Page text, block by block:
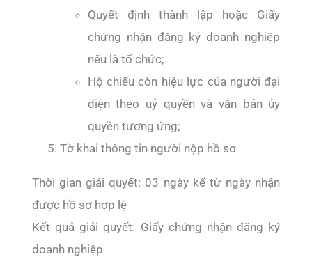
Quyết định thành lập hoặc Giấy
chứng nhận đăng ký doanh nghiệp
nếu là tổ chức;
Hộ chiếu còn hiệu lực của người đại
diện theo uỷ quyền và văn bản ủy
quyền tương ứng;
Tờ khai thông tin người nộp hồ sơ
Thời gian giải quyết: 03 ngày kể từ ngày nhận
được hồ sơ hợp lệ
Kết quả giải quyết: Giấy chứng nhận đăng ký
doanh nghiệp